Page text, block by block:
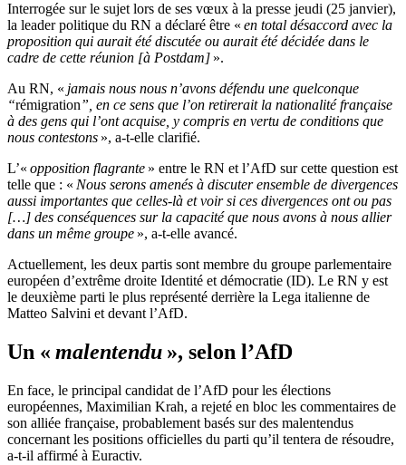
Interrogée sur le sujet lors de ses vœux à la presse jeudi (25 janvier),
la leader politique du RN a déclaré être « en total désaccord avec la
proposition qui aurait été discutée ou aurait été décidée dans le
cadre de cette réunion [à Postdam] ».
Au RN, « jamais nous nous n’avons défendu une quelconque
“rémigration”, en ce sens que l’on retirerait la nationalité française
à des gens qui l’ont acquise, y compris en vertu de conditions que
nous contestons », a-t-elle clarifié.
L’« opposition flagrante » entre le RN et l’AfD sur cette question est
telle que : « Nous serons amenés à discuter ensemble de divergences
aussi importantes que celles-là et voir si ces divergences ont ou pas
[…] des conséquences sur la capacité que nous avons à nous allier
dans un même groupe », a-t-elle avancé.
Actuellement, les deux partis sont membre du groupe parlementaire
européen d’extrême droite Identité et démocratie (ID). Le RN y est
le deuxième parti le plus représenté derrière la Lega italienne de
Matteo Salvini et devant l’AfD.
Un « malentendu », selon l’AfD
En face, le principal candidat de l’AfD pour les élections
européennes, Maximilian Krah, a rejeté en bloc les commentaires de
son alliée française, probablement basés sur des malentendus
concernant les positions officielles du parti qu’il tentera de résoudre,
a-t-il affirmé à Euractiv.